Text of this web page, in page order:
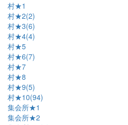
村★1
村★2(2)
村★3(6)
村★4(4)
村★5
村★6(7)
村★7
村★8
村★9(5)
村★10(94)
集会所★1
集会所★2